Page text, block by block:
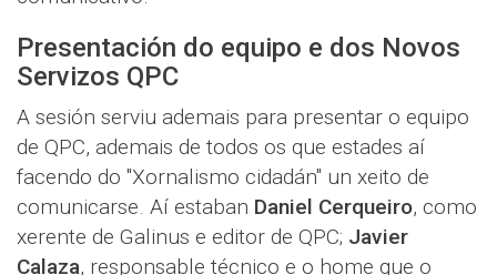
Presentación do equipo e dos Novos
Servizos QPC
A sesión serviu ademais para presentar o equipo
de QPC, ademais de todos os que estades aí
facendo do "Xornalismo cidadán" un xeito de
comunicarse. Aí estaban Daniel Cerqueiro, como
xerente de Galinus e editor de QPC; Javier
Calaza, responsable técnico e o home que o